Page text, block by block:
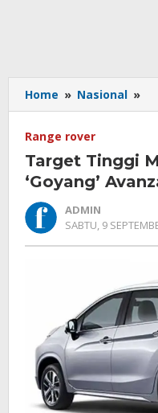
Home » Nasional »
Range rover
Target Tinggi
‘Goyang’
ADMIN
SABTU, 9